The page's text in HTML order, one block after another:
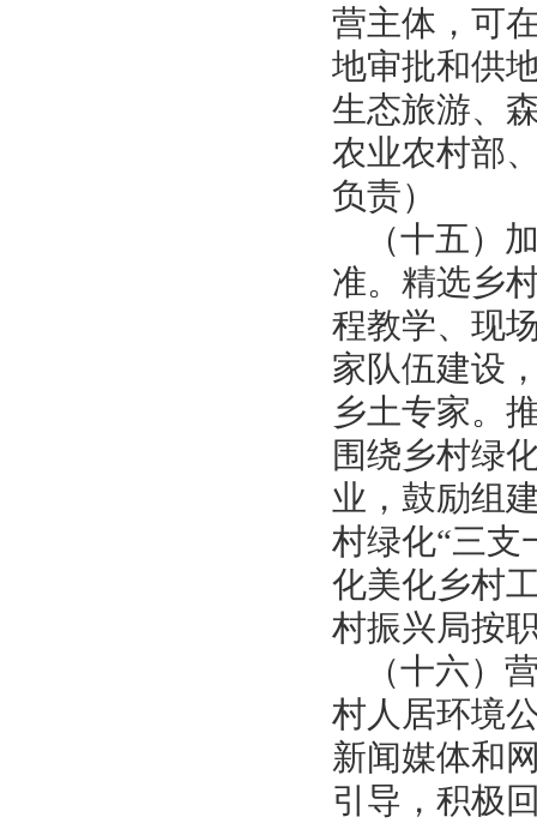
营主体，可
地审批和供
生态旅游、
农业农村部
负责）
（十五）
准。精选乡
程教学、现
家队伍建设
乡土专家。
围绕乡村绿
业，鼓励组
村绿化“三支
化美化乡村
村振兴局按
（十六）
村人居环境
新闻媒体和
引导，积极